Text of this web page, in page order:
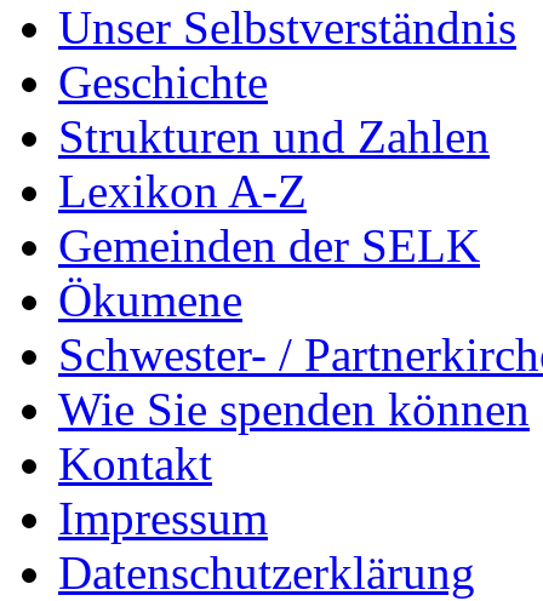
Unser Selbstverständnis
Geschichte
Strukturen und Zahlen
Lexikon A-Z
Gemeinden der SELK
Ökumene
Schwester- /
Wie Sie spenden können
Kontakt
Impressum
Datenschutzerklärung